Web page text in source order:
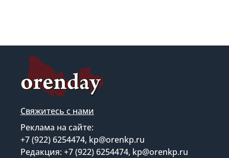
Свяжитесь с нами
Реклама на сайте:
+7 (922) 6254474, kp@orenkp.ru
Редакция: +7 (922) 6254474, kp@orenkp.ru